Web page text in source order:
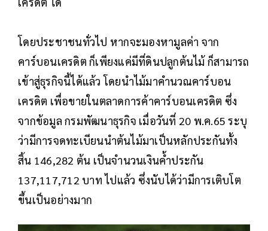
โดยประชาชนทั่วไป หากจะมองหามูลค่า จาก
คาร์บอนเครดิต ก็เพียงแค่มีที่ดินปลูกต้นไม้ ก็สามารถ
เข้าสู่ธุรกิจนี้ได้แล้ว โดยนำไม้มาคำนวณคาร์บอน
เครดิต เพื่อขายในตลาดการค้าคาร์บอนเครดิต ซึ่ง
จากข้อมูล กรมพัฒนาธุรกิจ เมื่อวันที่ 20 พ.ค.65 ระบุ
ว่ามีการจดทะเบียนนำต้นไม้มาเป็นหลักประกันทั้ง
สิ้น 146,282 ต้น เป็นจำนวนเงินค้ำประกัน
137,117,712 บาท ไปแล้ว ซึ่งนับได้ว่ามีการเติบโต
ขึ้นเป็นอย่างมาก